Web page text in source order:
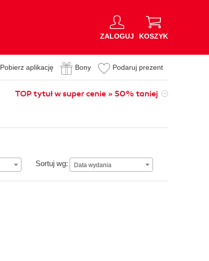
ZALOGUJ KOSZYK
Pobierz aplikację Bony Podaruj prezent
TOP tytuł w super cenie » 50% taniej
Sortuj wg: Data wydania
Data wydania